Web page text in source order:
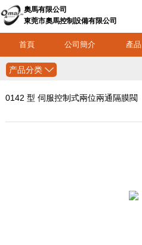
奧馬有限公司
東莞市奧馬控制設備有限公司
首頁 公司簡介 產品
产品分类
0142 型 伺服控制式兩位兩通隔膜閥